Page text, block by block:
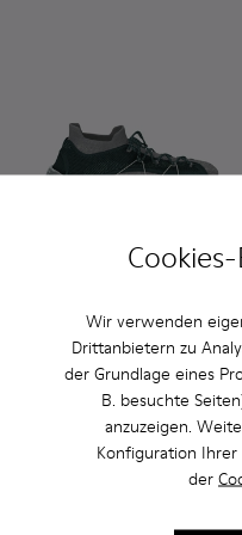
Wir verwenden
Drittanbietern zu
der Grundlage eines
B. besuchte
anzuzeigen.
Konfiguration
der
Custom Roku
Personalisieren